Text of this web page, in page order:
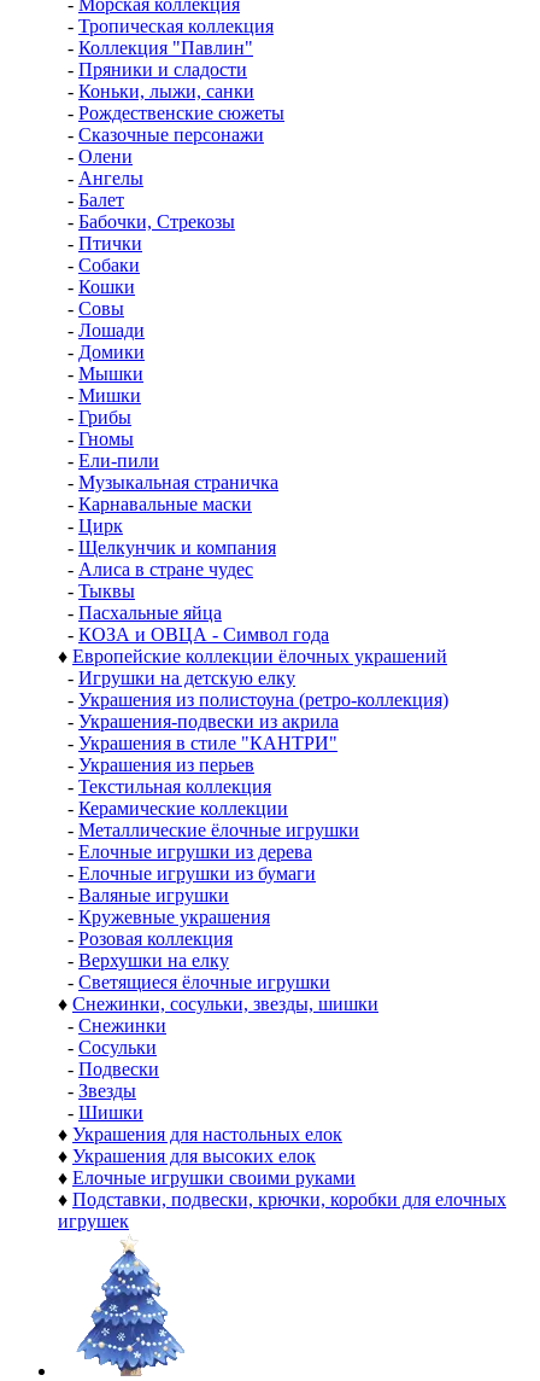
- Морская коллекция
- Тропическая коллекция
- Коллекция "Павлин"
- Пряники и сладости
- Коньки, лыжи, санки
- Рождественские сюжеты
- Сказочные персонажи
- Олени
- Ангелы
- Балет
- Бабочки, Стрекозы
- Птички
- Собаки
- Кошки
- Совы
- Лошади
- Домики
- Мышки
- Мишки
- Грибы
- Гномы
- Ели-пили
- Музыкальная страничка
- Карнавальные маски
- Цирк
- Щелкунчик и компания
- Алиса в стране чудес
- Тыквы
- Пасхальные яйца
- КОЗА и ОВЦА - Символ года
♦ Европейские коллекции ёлочных украшений
- Игрушки на детскую елку
- Украшения из полистоуна (ретро-коллекция)
- Украшения-подвески из акрила
- Украшения в стиле "КАНТРИ"
- Украшения из перьев
- Текстильная коллекция
- Керамические коллекции
- Металлические ёлочные игрушки
- Елочные игрушки из дерева
- Елочные игрушки из бумаги
- Валяные игрушки
- Кружевные украшения
- Розовая коллекция
- Верхушки на елку
- Светящиеся ёлочные игрушки
♦ Снежинки, сосульки, звезды, шишки
- Снежинки
- Сосульки
- Подвески
- Звезды
- Шишки
♦ Украшения для настольных елок
♦ Украшения для высоких елок
♦ Елочные игрушки своими руками
♦ Подставки, подвески, крючки, коробки для елочных
игрушек